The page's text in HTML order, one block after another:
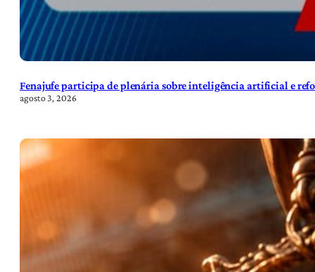
Fenajufe participa de plenária sobre inteligência artificial e
agosto 3, 2026